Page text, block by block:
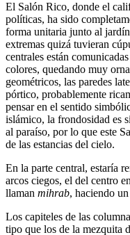
El Salón Rico, donde el
políticas, ha sido
forma unitaria junto al
extremas quizá tuvieran
centrales están
colores, quedando muy
geométricos, las paredes
pórtico, probablemente
pensar en el sentido
islámico, la frondosidad es
al paraíso, por lo que este
de las estancias del cielo.
En la parte central, estaría
arcos ciegos, el del centro
llaman mihrab, haciendo
Los capiteles de las
tipo que los de la mezquita